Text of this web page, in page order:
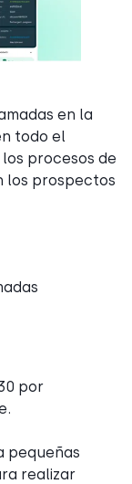
en la
todo el
procesos de
los prospectos
por
pequeñas
realizar